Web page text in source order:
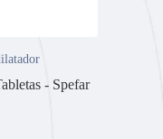
- Spefar